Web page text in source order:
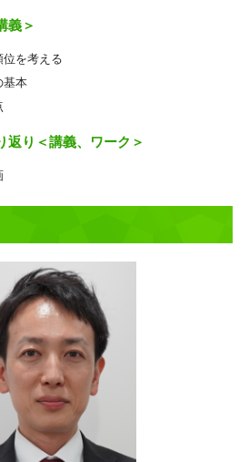
義＞
を考える
基本
返り＜講義、ワーク＞